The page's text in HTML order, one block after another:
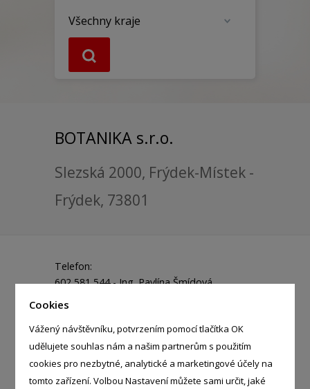
Cookies
Vážený návštěvníku, potvrzením pomocí tlačítka OK
udělujete souhlas nám a našim partnerům s použitím
cookies pro nezbytné, analytické a marketingové účely na
tomto zařízení. Volbou Nastavení můžete sami určit, jaké
BOTANIKA s.r.o.
Slezská 2000, Frýdek-Místek -
Frýdek, 73801
Telefon:
602 581 544 - Ing. Pavlína Šmídová
724 796 339
E-mail:
botanika@ikebana.cz
IČ:
26267900
DIČ:
CZ26267900